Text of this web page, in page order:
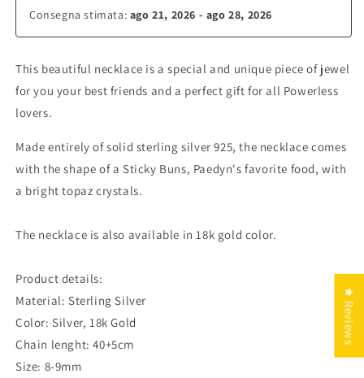
Consegna stimata: ago 21, 2026 - ago 28, 2026
This beautiful necklace is a special and unique piece of jewel
for you your best friends and a perfect gift for all Powerless
lovers.
Made entirely of solid sterling silver 925, the necklace comes
with the shape of a Sticky Buns, Paedyn's favorite food, with
a bright topaz crystals.
The necklace is also available in 18k gold color.
Product details:
Material: Sterling Silver
Color: Silver, 18k Gold
Chain lenght: 40+5cm
Size: 8-9mm
★ Reviews